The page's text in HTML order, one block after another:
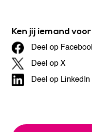
Ken jij iemand
Deel op
Deel op X
Deel op LinkedIn